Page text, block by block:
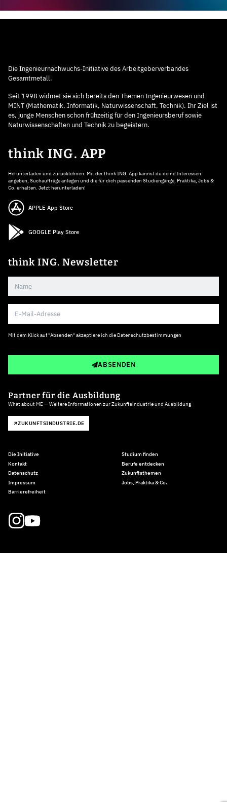
Die Ingenieurnachwuchs-Initiative des Arbeitgeberverbandes
Gesamtmetall.
Seit 1998 widmet sie sich bereits den Themen Ingenieurwesen und
MINT (Mathematik, Informatik, Naturwissenschaft, Technik). Ihr Ziel ist
es, junge Menschen schon frühzeitig für den Ingenieursberuf sowie
Naturwissenschaften und Technik zu begeistern.
think ING. APP
Herunterladen und zurücklehnen: Mit der think ING. App kannst du deine Interessen
angeben, Suchaufträge anlegen und die für dich passenden Studiengänge, Praktika, Jobs &
Co. erhalten. Jetzt herunterladen!
APPLE App Store
GOOGLE Play Store
think ING. Newsletter
Mit dem Klick auf "Absenden" akzeptiere ich die Datenschutzbestimmungen
ABSENDEN
Partner für die Ausbildung
What about ME — Weitere Informationen zur Zukunftsindustrie und Ausbildung
ZUKUNFTSINDUSTRIE.DE
Die Initiative
Kontakt
Datenschutz
Impressum
Barrierefreiheit
Studium finden
Berufe entdecken
Zukunftsthemen
Jobs, Praktika & Co.